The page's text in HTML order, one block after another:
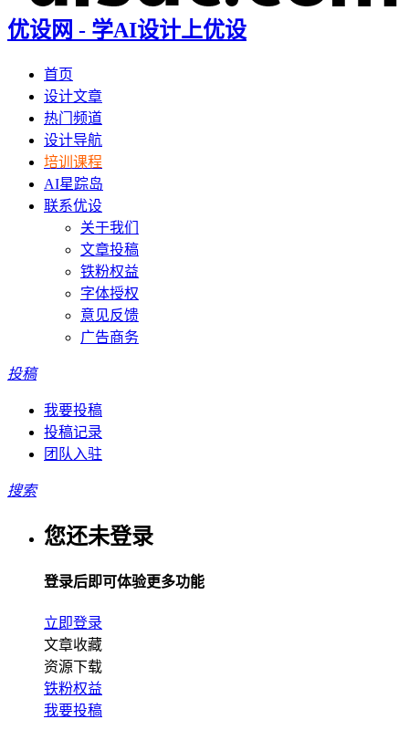
优设网 - 学AI设计上优设
首页
设计文章
热门频道
设计导航
培训课程
AI星踪岛
联系优设
关于我们
文章投稿
铁粉权益
字体授权
意见反馈
广告商务
投稿
我要投稿
投稿记录
团队入驻
搜索
您还未登录
登录后即可体验更多功能
立即登录
文章收藏
资源下载
铁粉权益
我要投稿